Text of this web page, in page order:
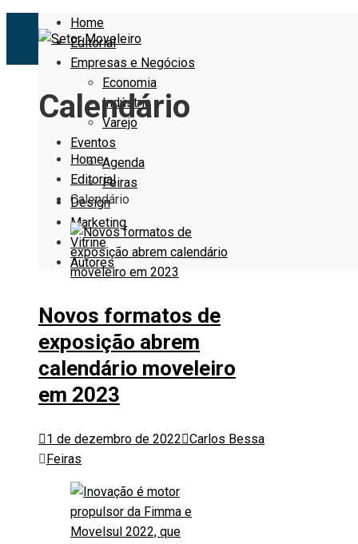
Home
Editorial
Empresas e Negócios
Economia
Indústria
Varejo
Eventos
Agenda
Feiras
Design
Marketing
Vitrine
Autores
Calendário
Home
Editorial
Calendário
Novos formatos de
exposição abrem
calendário moveleiro
em 2023
1 de dezembro de 2022 Carlos Bessa
Feiras